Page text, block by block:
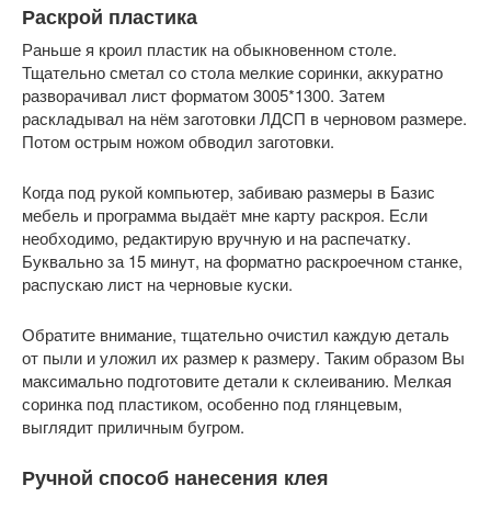
Раскрой пластика
Раньше я кроил пластик на обыкновенном столе.
Тщательно сметал со стола мелкие соринки, аккуратно
разворачивал лист форматом 3005*1300. Затем
раскладывал на нём заготовки ЛДСП в черновом размере.
Потом острым ножом обводил заготовки.
Когда под рукой компьютер, забиваю размеры в Базис
мебель и программа выдаёт мне карту раскроя. Если
необходимо, редактирую вручную и на распечатку.
Буквально за 15 минут, на форматно раскроечном станке,
распускаю лист на черновые куски.
Обратите внимание, тщательно очистил каждую деталь
от пыли и уложил их размер к размеру. Таким образом Вы
максимально подготовите детали к склеиванию. Мелкая
соринка под пластиком, особенно под глянцевым,
выглядит приличным бугром.
Ручной способ нанесения клея